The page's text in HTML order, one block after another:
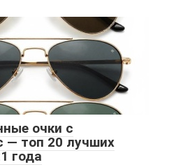
очки с
— топ 20 лучших
года